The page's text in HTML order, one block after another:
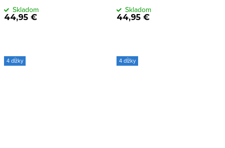
44,95 €
Skladom
44,95 €
Skladom
4 dĺžky 4 dĺžky